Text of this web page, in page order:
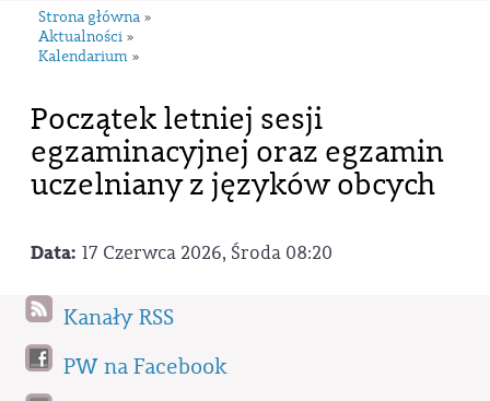
Strona główna »
Aktualności »
Kalendarium »
Początek letniej sesji
egzaminacyjnej oraz egzamin
uczelniany z języków obcych
Data: 17 Czerwca 2026, Środa 08:20
Kanały RSS
PW na Facebook